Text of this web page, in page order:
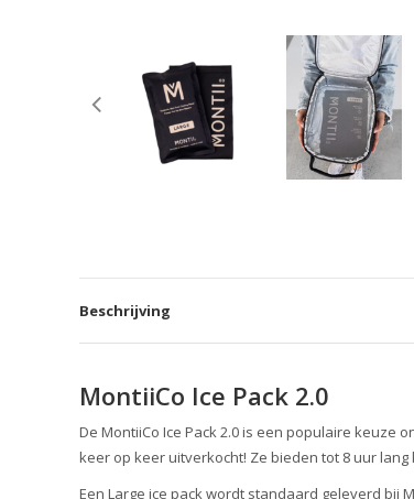
Beschrijving
MontiiCo Ice Pack 2.0
De MontiiCo Ice Pack 2.0 is een populaire keuze
keer op keer uitverkocht! Ze bieden tot 8 uur
Een Large ice pack wordt standaard geleverd bij